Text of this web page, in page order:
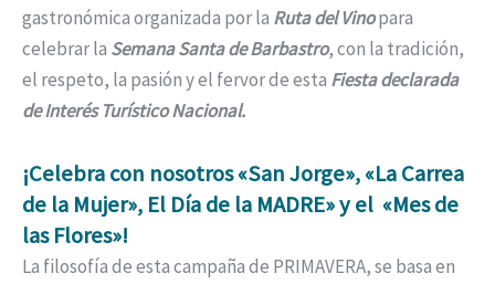
gastronómica organizada por la Ruta del Vinopara
celebrar la Semana Santa de Barbastro, con la tradición,
el respeto, la pasión y el fervor de esta Fiesta declarada
de Interés Turístico Nacional.
¡Celebra con nosotros «San Jorge», «La Carrea
de la Mujer», El Día de la MADRE» y el «Mes de
las Flores»!
La filosofía de esta campaña de PRIMAVERA, se basa en